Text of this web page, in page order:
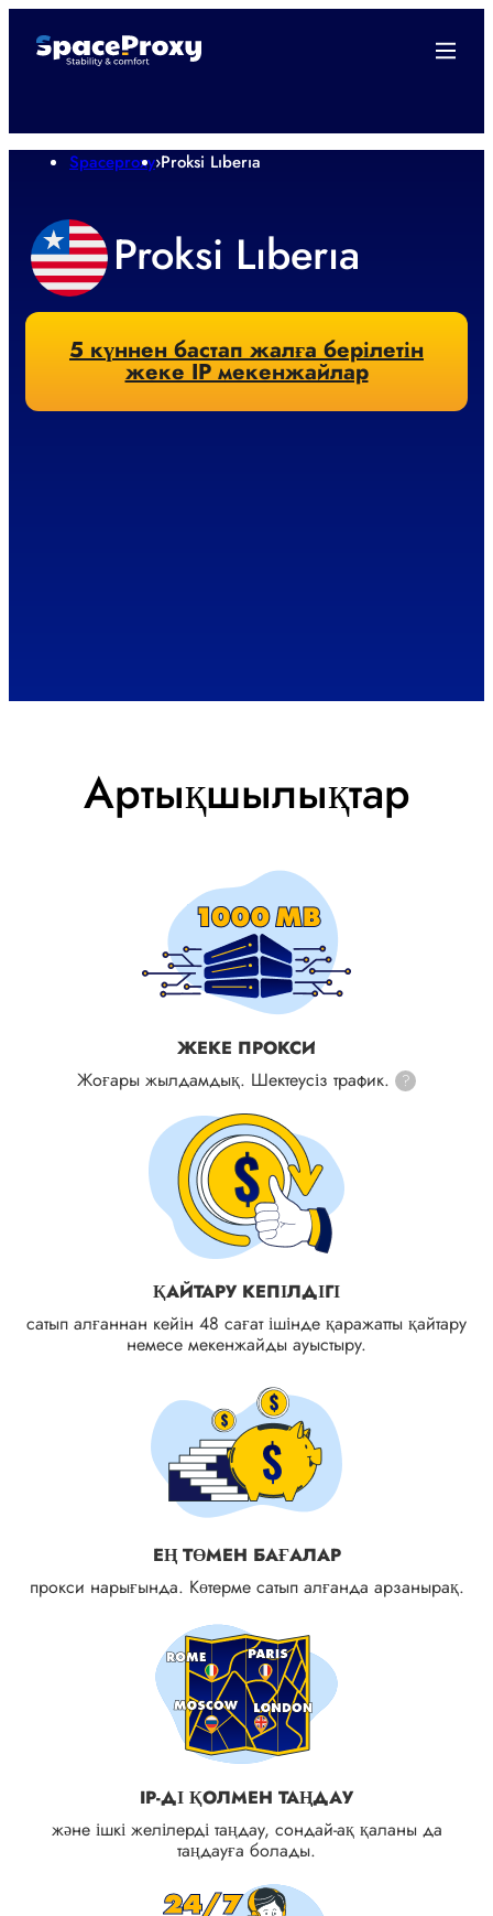
Spaceproxy›Proksi Lıberıa
Proksi Lıberıa
5 күннен бастап жалға берілетін
жеке IP мекенжайлар
Артықшылықтар
ЖЕКЕ ПРОКСИ
Жоғары жылдамдық. Шектеусіз трафик.
?
ҚАЙТАРУ КЕПІЛДІГІ
сатып алғаннан кейін 48 сағат ішінде қаражатты қайтару
немесе мекенжайды ауыстыру.
ЕҢ ТӨМЕН БАҒАЛАР
прокси нарығында. Көтерме сатып алғанда арзанырақ.
IP-ДІ ҚОЛМЕН ТАҢДАУ
және ішкі желілерді таңдау, сондай-ақ қаланы да
таңдауға болады.